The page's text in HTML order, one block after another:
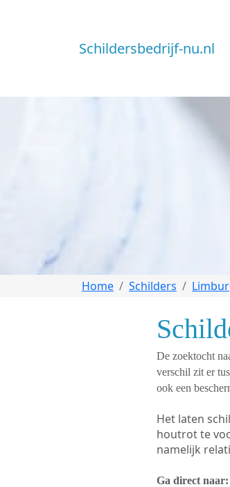
Schildersbedrijf-nu.nl
Home Schilders
De zoektocht
verschil zit er
ook een
Het laten
houtrot te
namelijk
Ga direct naar: